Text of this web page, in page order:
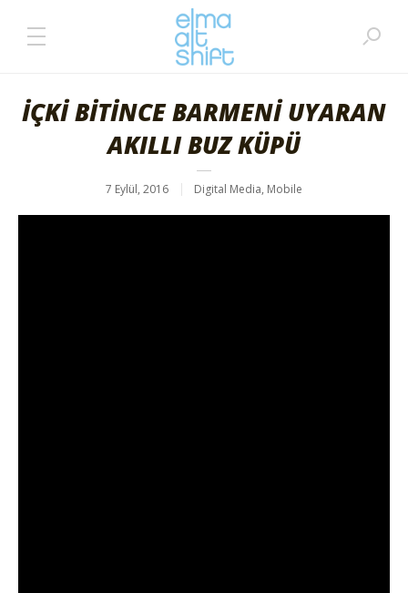
İÇKİ BİTİNCE BARMENİ UYARAN
AKILLI BUZ KÜPÜ
7 Eylül, 2016 Digital Media, Mobile